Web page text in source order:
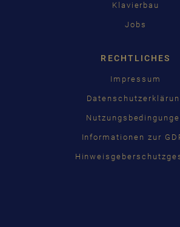
Klavierbau
Jobs
RECHTLICHES
Impressum
Informationen zur